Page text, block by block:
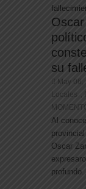
su
May 06,
Locales
Al
Oscar